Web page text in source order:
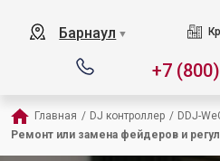
Барнаул ▼
+7
Главная / DJ контроллер / DDJ-
Ремонт или замена фейдеров и